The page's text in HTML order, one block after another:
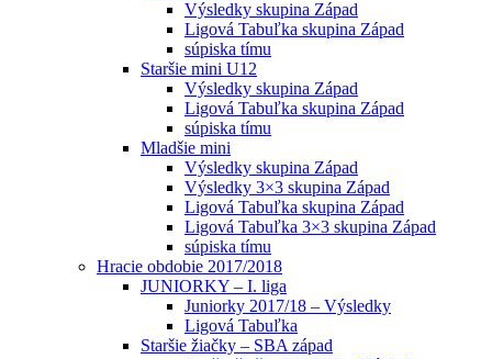
Výsledky skupina Západ
Ligová Tabuľka skupina Západ
súpiska tímu
Staršie mini U12
Výsledky skupina Západ
Ligová Tabuľka skupina Západ
súpiska tímu
Mladšie mini
Výsledky skupina Západ
Výsledky 3×3 skupina Západ
Ligová Tabuľka skupina Západ
Ligová Tabuľka 3×3 skupina Západ
súpiska tímu
Hracie obdobie 2017/2018
JUNIORKY – I. liga
Juniorky 2017/18 – Výsledky
Ligová Tabuľka
Staršie žiačky – SBA západ